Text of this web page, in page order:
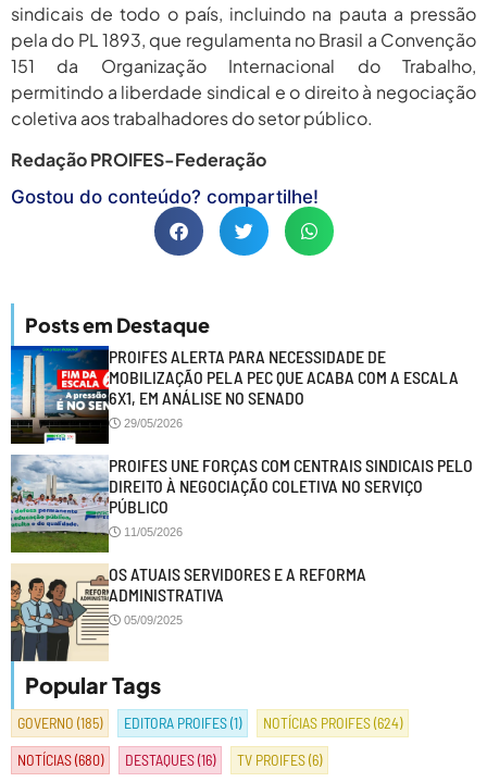
sindicais de todo o país, incluindo na pauta a pressão
pela do PL 1893, que regulamenta no Brasil a Convenção
151 da Organização Internacional do Trabalho,
permitindo a liberdade sindical e o direito à negociação
coletiva aos trabalhadores do setor público.
Redação PROIFES-Federação
Gostou do conteúdo? compartilhe!
Posts em Destaque
PROIFES ALERTA PARA NECESSIDADE DE
MOBILIZAÇÃO PELA PEC QUE ACABA COM A ESCALA
6X1, EM ANÁLISE NO SENADO
29/05/2026
PROIFES UNE FORÇAS COM CENTRAIS SINDICAIS PELO
DIREITO À NEGOCIAÇÃO COLETIVA NO SERVIÇO
PÚBLICO
11/05/2026
OS ATUAIS SERVIDORES E A REFORMA
ADMINISTRATIVA
05/09/2025
Popular Tags
GOVERNO (185) EDITORA PROIFES(1) NOTÍCIAS PROIFES(624)
NOTÍCIAS(680) DESTAQUES(16) TV PROIFES(6)